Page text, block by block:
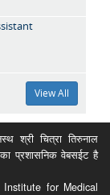
View All
श्री चित्रा तिरुनाल
का प्रशासनिक वेबसईट है
for Medical